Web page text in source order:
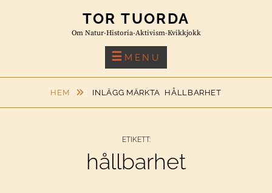
TOR TUORDA
Om Natur-Historia-Aktivism-Kvikkjokk
MENU
HEM INLÄGG MÄRKTA HÅLLBARHET
ETIKETT:
hållbarhet